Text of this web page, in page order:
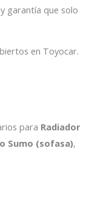
garantía que solo
en Toyocar.
para Radiador
Sumo (sofasa),